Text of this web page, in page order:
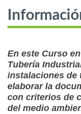
En este Curso
Tubería
instalaciones de
elaborar la
con criterios de
del medio